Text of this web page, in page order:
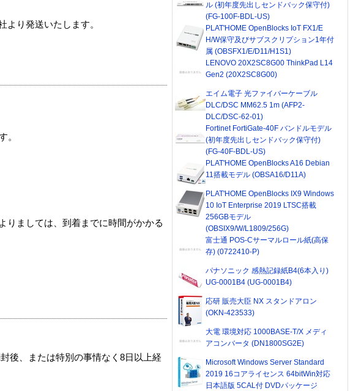
り発送いたします。
。
りましては、到着までに時間がかかる
後、または特別の事情なく8日以上経
ル (初年度先出しセンドバック保守付)
(FG-100F-BDL-US)
PLAT'HOME OpenBlocks IoT FX1/E
H/W保守及びサブスクリプション1年付
属 (OBSFX1/E/D11/H1S1)
LENOVO 20X2SC8G00 ThinkPad L14
Gen2 (20X2SC8G00)
エイム電子 光ファイバーケーブル
DLC/DSC MM62.5 1m (AFP2-
DLC/DSC-62-01)
Fortinet FortiGate-40F バンドルモデル
(初年度先出しセンドバック保守付)
(FG-40F-BDL-US)
PLAT'HOME OpenBlocks A16 Debian
11搭載モデル (OBSA16/D11A)
PLAT'HOME OpenBlocks IX9 Windows
10 IoT Enterprise 2019 LTSC搭載
256GBモデル
(OBSIX9/W/L1809/256G)
富士通 POS-Cサーマルロール紙(高保
存) (0722410-P)
パナソニック 感熱記録紙B4(6本入り)
UG-0001B4 (UG-0001B4)
応研 販売大臣 NX スタンドアロン
(OKN-423533)
大電 環境対応 1000BASE-T/X メディ
アコンバータ (DN1800SG2E)
Microsoft Windows Server Standard
2019 16コアライセンス 64bitWin対応
日本語版 5CAL付 DVDパッケージ